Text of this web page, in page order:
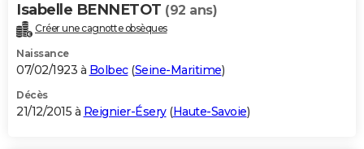
Isabelle BENNETOT (92 ans)
Créer une cagnotte obsèques
Naissance
07/02/1923 à Bolbec(Seine-Maritime)
Décès
21/12/2015 à Reignier-Ésery(Haute-Savoie)